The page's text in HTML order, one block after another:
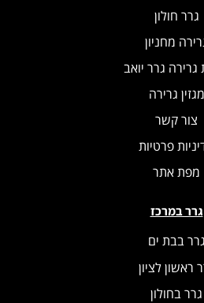
גרר חולון
מחניון
גרר יואב
מגזין גרירה
צור קשר
פרטיות
מפת אתר
גרר במרכז
גרר בבת ים
ראשון לציון
גרר בחולון